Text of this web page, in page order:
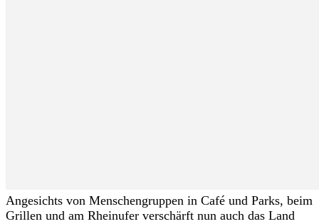
Angesichts von Menschengruppen in Café und Parks, beim
Grillen und am Rheinufer verschärft nun auch das Land